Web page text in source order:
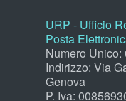
URP - Ufficio
Posta
Numero Unico:
Indirizzo: Via
Genova
P. Iva: